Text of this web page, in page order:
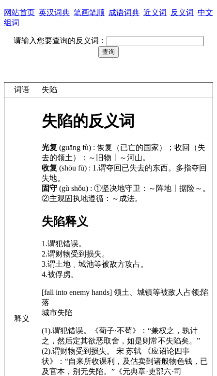
网站首页 英汉词典 笔画笔顺 成语词典 近义词 反义词 中文
组词
请输入您要查询的反义词：
词语 失陷
释义
失陷的反义词
光复 (guāng fù) :恢复（已亡的国家）；收回（失
去的领土）：～旧物丨～河山。
收复 (shōu fù) : 1.谓夺回已失去的东西。多指夺回
失地。
固守 (gù shǒu) : ①坚决地守卫：～阵地丨据险～。
②主观固执地遵循：～成法。
失陷释义
1.谓犯错误。
2.谓财物受到损失。
3.谓土地﹑城池等被敌方攻占。
4.被俘虏。
[fall into enemy hands] 领土、城镇等被敌人占领;陷
落
城市失陷
(1).谓犯错误。 《荀子·不苟》
：“兼权之，孰计
之，然后定其欲恶取舍，如是则常不失陷矣。”
(2).谓财物受到损失。 宋 苏轼
《应诏论四事
状》
：“自来所收课利，及估卖到诸般物色钱，已
及官本，别无失陷。” 《元典章·吏部六·司